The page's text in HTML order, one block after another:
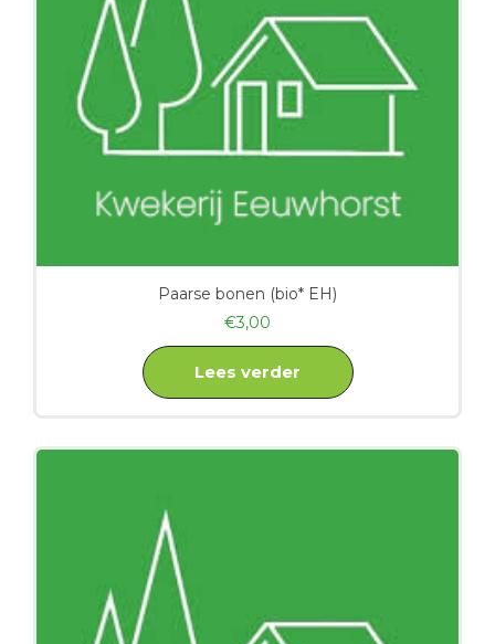
Paarse bonen (bio* EH)
€3,00
Lees verder